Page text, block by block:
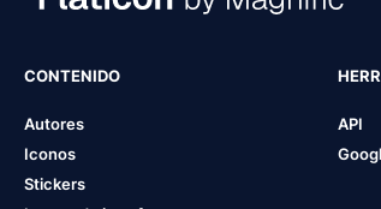
CONTENIDO
Autores
Iconos
Stickers
API